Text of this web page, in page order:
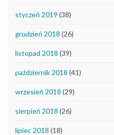
styczeń 2019 (38)
grudzień 2018 (26)
listopad 2018 (39)
październik 2018 (41)
wrzesień 2018 (29)
sierpień 2018 (26)
lipiec 2018 (18)